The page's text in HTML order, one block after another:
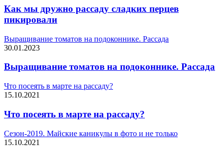
Как мы дружно рассаду сладких перцев
пикировали
Выращивание томатов на подоконнике. Рассада
30.01.2023
Выращивание томатов на подоконнике. Рассада
Что посеять в марте на рассаду?
15.10.2021
Что посеять в марте на рассаду?
Сезон-2019. Майские каникулы в фото и не только
15.10.2021